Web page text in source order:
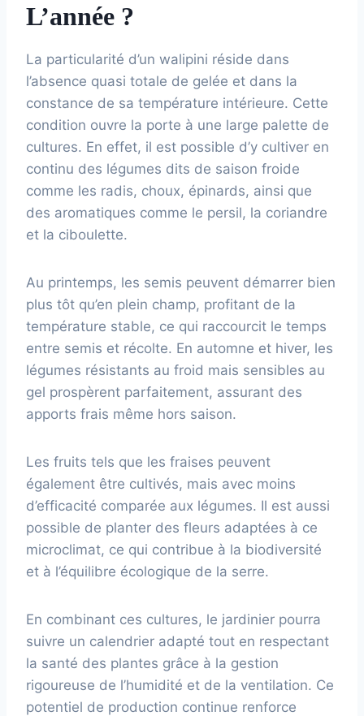
L’année ?
La particularité d’un walipini réside dans
l’absence quasi totale de gelée et dans la
constance de sa température intérieure. Cette
condition ouvre la porte à une large palette de
cultures. En effet, il est possible d’y cultiver en
continu des légumes dits de saison froide
comme les radis, choux, épinards, ainsi que
des aromatiques comme le persil, la coriandre
et la ciboulette.
Au printemps, les semis peuvent démarrer bien
plus tôt qu’en plein champ, profitant de la
température stable, ce qui raccourcit le temps
entre semis et récolte. En automne et hiver, les
légumes résistants au froid mais sensibles au
gel prospèrent parfaitement, assurant des
apports frais même hors saison.
Les fruits tels que les fraises peuvent
également être cultivés, mais avec moins
d’efficacité comparée aux légumes. Il est aussi
possible de planter des fleurs adaptées à ce
microclimat, ce qui contribue à la biodiversité
et à l’équilibre écologique de la serre.
En combinant ces cultures, le jardinier pourra
suivre un calendrier adapté tout en respectant
la santé des plantes grâce à la gestion
rigoureuse de l’humidité et de la ventilation. Ce
potentiel de production continue renforce